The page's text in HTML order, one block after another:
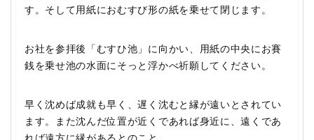
す。そして用紙におむすび形の紙を乗せて閉じます。
お社を参拝後「むすひ池」に向かい、用紙の中央にお賽
銭を乗せ池の水面にそっと浮かべ祈願してください。
早く沈めば成就も早く、遅く沈むと縁が遠いとされてい
ます。また沈んだ位置が近くであれば身近に、遠くであ
れば遠方に縁があるとのこと。